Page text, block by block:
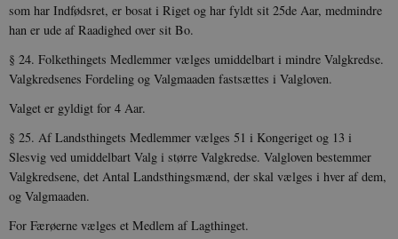
som har Indfødsret, er bosat i Riget og har fyldt sit 25de Aar, medmindre
han er ude af Raadighed over sit Bo.
§ 24. Folkethingets Medlemmer vælges umiddelbart i mindre Valgkredse.
Valgkredsenes Fordeling og Valgmaaden fastsættes i Valgloven.
Valget er gyldigt for 4 Aar.
§ 25. Af Landsthingets Medlemmer vælges 51 i Kongeriget og 13 i
Slesvig ved umiddelbart Valg i større Valgkredse. Valgloven bestemmer
Valgkredsene, det Antal Landsthingsmænd, der skal vælges i hver af dem,
og Valgmaaden.
For Færøerne vælges et Medlem af Lagthinget.